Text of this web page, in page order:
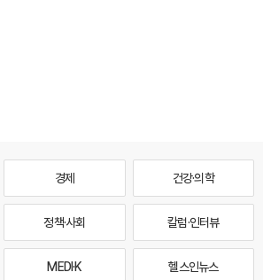
경제 건강·의학
정책·사회 칼럼·인터뷰
MEDI·K 헬스인뉴스